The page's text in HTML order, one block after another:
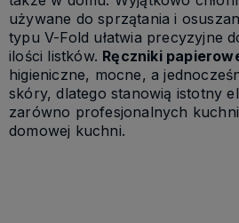
używane do sprzątania i
typu V-Fold ułatwia precyzyjne
ilości listków. Ręczniki
higieniczne, mocne, a
skóry, dlatego stanowią istotny
zarówno profesjonalnych
domowej kuchni.